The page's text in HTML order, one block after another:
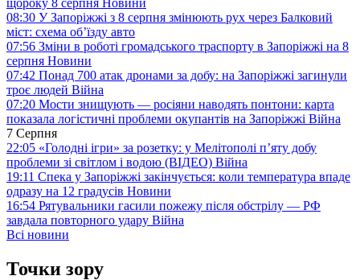
08:30 У Запоріжжі з 8 серпня змінюють рух через Балковий
міст: схема об’їзду авто
07:56 Зміни в роботі громадського траспорту в Запоріжжі на 8
серпня Новини
07:42 Понад 700 атак дронами за добу: на Запоріжжі загинули
троє людей Війна
07:20 Мости знищують — росіяни наводять понтони: карта
показала логістичні проблеми окупантів на Запоріжжі Війна
7 Серпня
22:05 «Голодні ігри» за розетку: у Мелітополі п’яту добу
проблеми зі світлом і водою (ВІДЕО) Війна
19:11 Спека у Запоріжжі закінчується: коли температура впаде
одразу на 12 градусів Новини
16:54 Рятувальники гасили пожежу після обстрілу — РФ
завдала повторного удару Війна
Всі новини
Точки зору